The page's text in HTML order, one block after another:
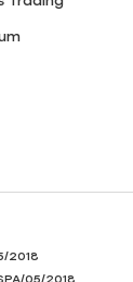
2018